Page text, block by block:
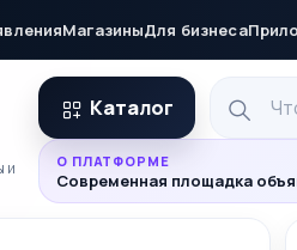
МагазиныДля бизнеса
и
Каталог
О ПЛАТФОРМЕ
Современная площадка